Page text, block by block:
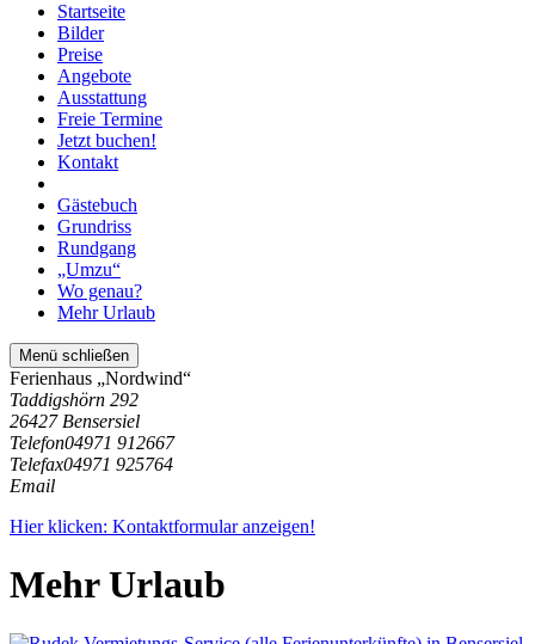
Startseite
Bilder
Preise
Angebote
Ausstattung
Freie Termine
Jetzt buchen!
Kontakt
Gästebuch
Grundriss
Rundgang
„Umzu“
Wo genau?
Mehr Urlaub
Menü schließen
Ferienhaus „Nordwind“
Taddigshörn 292
26427 Bensersiel
Telefon04971 912667
Telefax04971 925764
Email
Hier klicken: Kontaktformular anzeigen!
Mehr Urlaub